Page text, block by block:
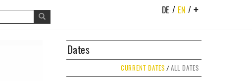
DE / EN / +
Dates
CURRENT DATES /ALL DATES